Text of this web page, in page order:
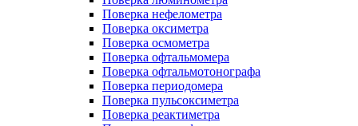
Поверка нефелометра
Поверка оксиметра
Поверка осмометра
Поверка офтальмомера
Поверка офтальмотонографа
Поверка периодомера
Поверка пульсоксиметра
Поверка реактиметра